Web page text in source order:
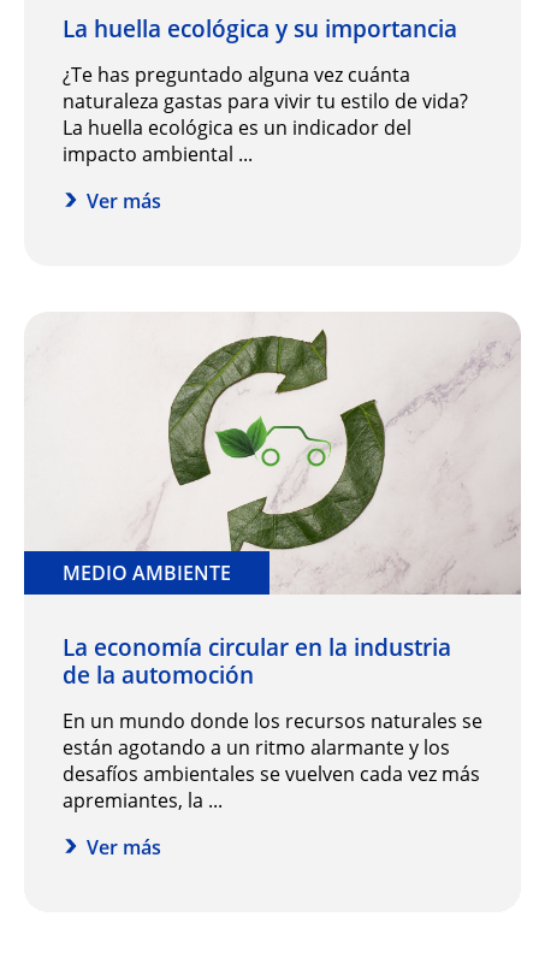
La huella ecológica y su importancia
¿Te has preguntado alguna vez cuánta
naturaleza gastas para vivir tu estilo de vida?
La huella ecológica es un indicador del
impacto ambiental ...
Ver más
MEDIO AMBIENTE
La economía circular en la industria
de la automoción
En un mundo donde los recursos naturales se
están agotando a un ritmo alarmante y los
desafíos ambientales se vuelven cada vez más
apremiantes, la ...
Ver más